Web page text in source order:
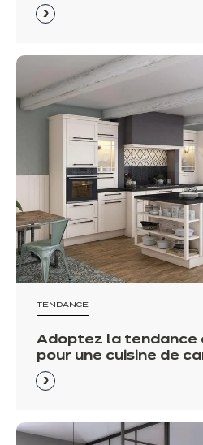
TENDANCE
Adoptez la tendance
pour une cuisine de